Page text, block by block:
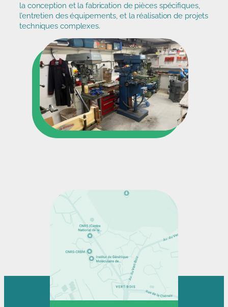
la conception et la fabrication de pièces spéciﬁques,
l’entretien des équipements, et la réalisation de projets
techniques complexes.